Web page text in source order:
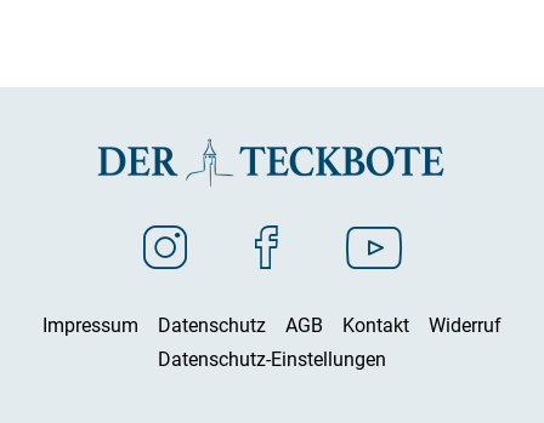
Impressum Datenschutz AGB Kontakt
Widerruf
Datenschutz-Einstellungen